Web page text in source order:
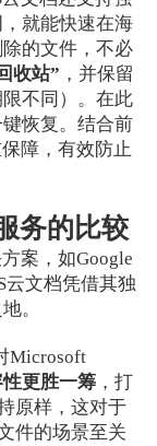
就能快速在海
的文件，不必
收站” ，并保留
不同）。在此
恢复。结合前
障，有效防止
务的比较
案，如Google
云文档凭借其独
。
Microsoft
更胜一筹，打
原样，这对于
件的场景至关